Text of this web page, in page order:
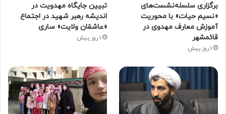
برگزاری سلسله‌نشست‌های
«نسیم حیات» با محوریت
آموزش معارف مهدوی در
قائمشهر
1 روز پیش
تبیین جایگاه مهدویت در
اندیشه رهبر شهید در اجتماع
«عاشقان ولایت» ساری
1 روز پیش